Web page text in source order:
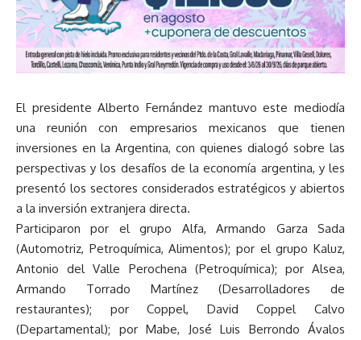
El presidente Alberto Fernández mantuvo este mediodía
una reunión con empresarios mexicanos que tienen
inversiones en la Argentina, con quienes dialogó sobre las
perspectivas y los desafíos de la economía argentina, y les
presentó los sectores considerados estratégicos y abiertos
a la inversión extranjera directa.
Participaron por el grupo Alfa, Armando Garza Sada
(Automotriz, Petroquímica, Alimentos); por el grupo Kaluz,
Antonio del Valle Perochena (Petroquímica); por Alsea,
Armando Torrado Martínez (Desarrolladores de
restaurantes); por Coppel, David Coppel Calvo
(Departamental); por Mabe, José Luis Berrondo Ávalos